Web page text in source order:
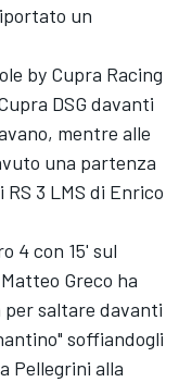
un
by Cupra Racing
DSG davanti
mentre alle
una partenza
3 LMS di Enrico
4 con 15' sul
Greco ha
saltare davanti
soffiandogli
Pellegrini alla